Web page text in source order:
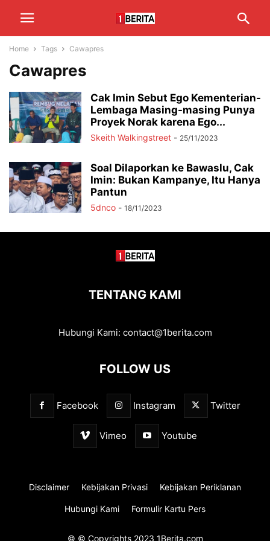
Home Tags Cawapres
Cawapres
Cak Imin Sebut Ego Kementerian-
Lembaga Masing-masing Punya
Proyek Norak karena Ego...
Skeith Walkingstreet - 25/11/2023
Soal Dilaporkan ke Bawaslu, Cak
Imin: Bukan Kampanye, Itu Hanya
Pantun
5dnco - 18/11/2023
TENTANG KAMI
Hubungi Kami: contact@1berita.com
FOLLOW US
Facebook Instagram Twitter
Vimeo Youtube
Disclaimer Kebijakan Privasi Kebijakan Periklanan
Hubungi Kami Formulir Kartu Pers
© © Copyrights 2023 1Berita.com